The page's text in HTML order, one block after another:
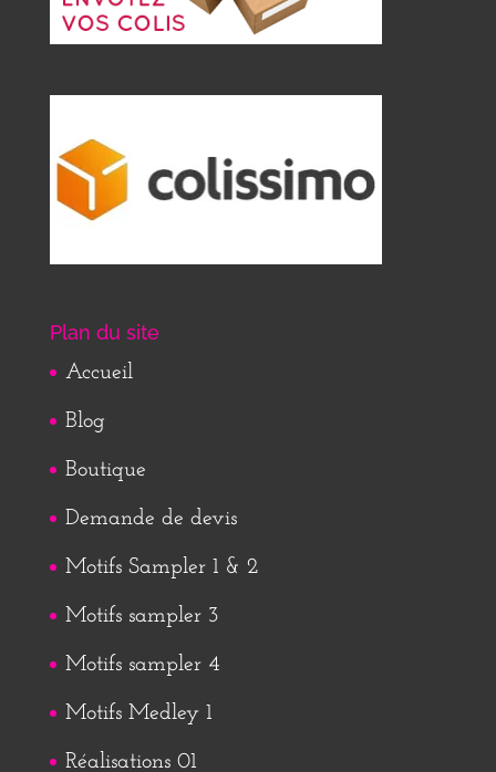
Plan du site
Accueil
Blog
Boutique
Demande de devis
Motifs Sampler 1 & 2
Motifs sampler 3
Motifs sampler 4
Motifs Medley 1
Réalisations 01